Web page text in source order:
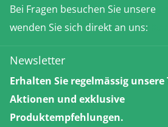
Bei Fragen besuchen Sie unsere
wenden Sie sich direkt an uns:
Newsletter
Erhalten Sie regelmässig unsere
Aktionen und exklusive
Produktempfehlungen.